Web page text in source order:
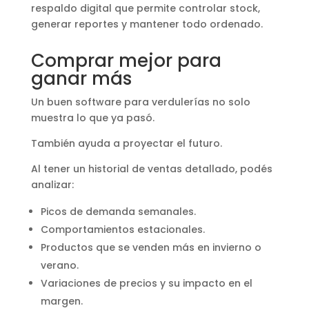
respaldo digital que permite controlar stock,
generar reportes y mantener todo ordenado.
Comprar mejor para
ganar más
Un buen software para verdulerías no solo
muestra lo que ya pasó.
También ayuda a proyectar el futuro.
Al tener un historial de ventas detallado, podés
analizar:
Picos de demanda semanales.
Comportamientos estacionales.
Productos que se venden más en invierno o
verano.
Variaciones de precios y su impacto en el
margen.